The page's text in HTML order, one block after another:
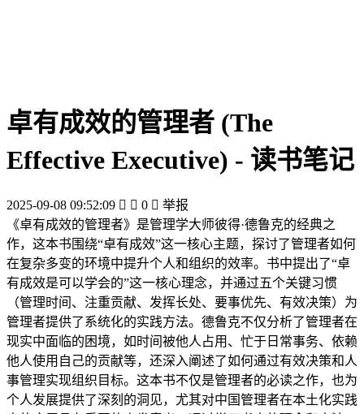
卓有成效的管理者 (The
Effective Executive) - 读书笔记
2025-09-08 09:52:09   0  举报
《卓有成效的管理者》是管理学大师彼得·德鲁克的经典之
作，这本书围绕“卓有成效”这一核心主题，探讨了管理者如何
在复杂多变的环境中提升个人和组织的效率。书中提出了“卓
有成效是可以学会的”这一核心理念，并通过五个关键习惯
（管理时间、注重贡献、发挥长处、要事优先、有效决策）为
管理者提供了系统化的实践方法。德鲁克不仅分析了管理者在
现实中面临的困境，如时间被他人占用、忙于日常事务、依赖
他人使用自己的贡献等，还深入阐述了如何通过有效决策和人
事管理实现组织目标。这本书不仅是管理者的必读之作，也为
个人发展提供了深刻的洞见，尤其对中国管理者在本土化实践